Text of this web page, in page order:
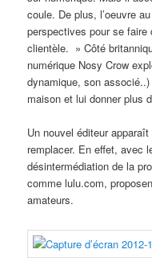
coule. De plus, l’oeuvre
perspectives pour se
clientèle. » Côté
numérique Nosy Crow
dynamique, son
maison et lui donner plus
Un nouvel éditeur
remplacer. En effet, avec
désintermédiation de la
comme lulu.com,
amateurs.